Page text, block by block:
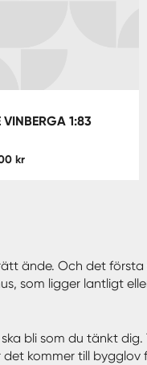
VINBERGA 1:83
kr
ände. Och det
som ligger lantligt
bli som du tänkt
kommer till